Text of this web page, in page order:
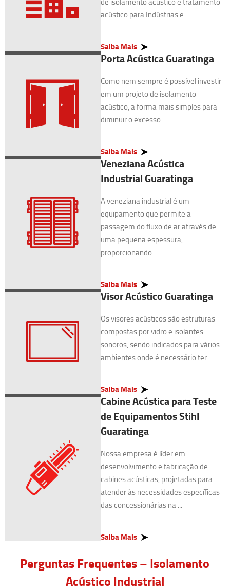
acústico para Indústrias e ...
Saiba Mais
Porta Acústica Guaratinga
Como nem sempre é possível investir
em um projeto de isolamento
acústico, a forma mais simples para
diminuir o excesso ...
Saiba Mais
Veneziana Acústica
Industrial Guaratinga
A veneziana industrial é um
equipamento que permite a
passagem do fluxo de ar através de
uma pequena espessura,
proporcionando ...
Saiba Mais
Visor Acústico Guaratinga
Os visores acústicos são estruturas
compostas por vidro e isolantes
sonoros, sendo indicados para vários
ambientes onde é necessário ter ...
Saiba Mais
Cabine Acústica para Teste
de Equipamentos Stihl
Guaratinga
Nossa empresa é líder em
desenvolvimento e fabricação de
cabines acústicas, projetadas para
atender às necessidades específicas
das concessionárias na ...
Saiba Mais
Perguntas Frequentes – Isolamento
Acústico Industrial